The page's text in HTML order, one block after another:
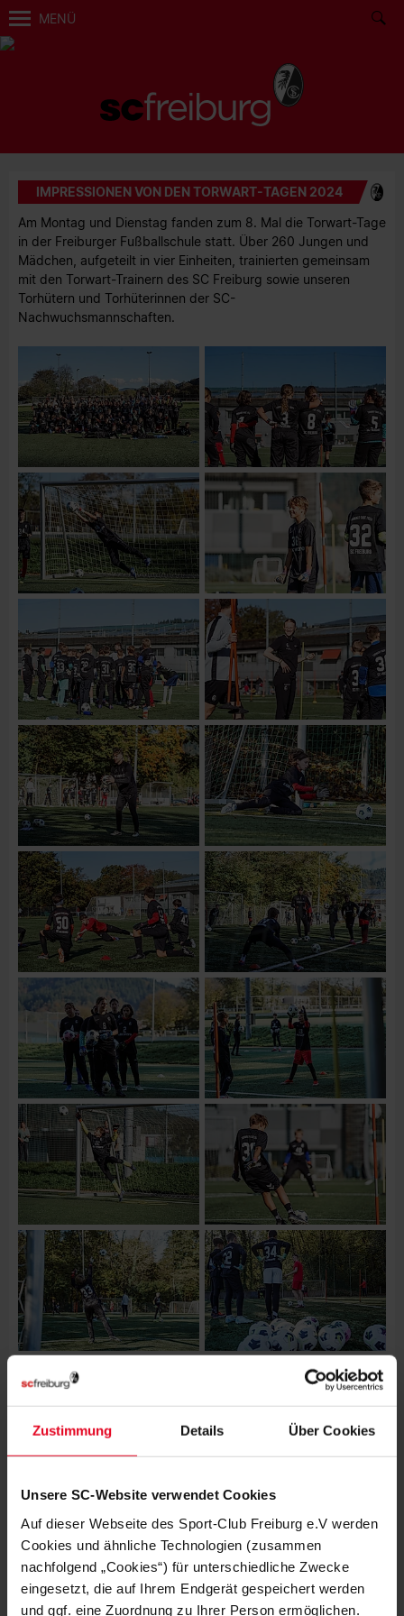
Zustimmung Details Über Cookies
Unsere SC-Website verwendet Cookies
Auf dieser Webseite des Sport-Club Freiburg e.V werden
Cookies und ähnliche Technologien (zusammen
nachfolgend „Cookies“) für unterschiedliche Zwecke
eingesetzt, die auf Ihrem Endgerät gespeichert werden
und ggf. eine Zuordnung zu Ihrer Person ermöglichen.
MENÜ
IMPRESSIONEN VON DEN TORWART-TAGEN 2024
Am Montag und Dienstag fanden zum 8. Mal die Torwart-Tage
in der Freiburger Fußballschule statt. Über 260 Jungen und
Mädchen, aufgeteilt in vier Einheiten, trainierten gemeinsam
mit den Torwart-Trainern des SC Freiburg sowie unseren
Torhütern und Torhüterinnen der SC-
Nachwuchsmannschaften.